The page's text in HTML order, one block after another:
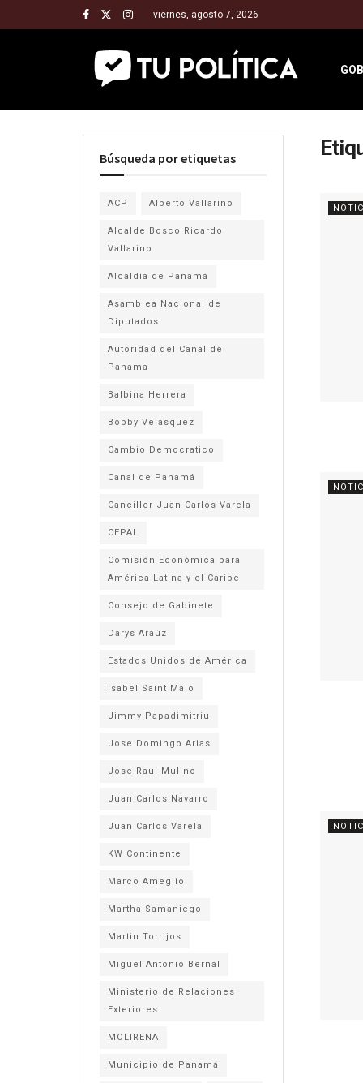
viernes, agosto 7, 2026
Búsqueda por etiquetas
ACP Alberto Vallarino
Alcalde Bosco Ricardo
Vallarino
Alcaldía de Panamá
Asamblea Nacional de
Diputados
Autoridad del Canal de
Panama
Balbina Herrera
Bobby Velasquez
Cambio Democratico
Canal de Panamá
Canciller Juan Carlos Varela
CEPAL
Comisión Económica para
América Latina y el Caribe
Consejo de Gabinete
Darys Araúz
Estados Unidos de América
Isabel Saint Malo
Jimmy Papadimitriu
Jose Domingo Arias
Jose Raul Mulino
Juan Carlos Navarro
Juan Carlos Varela
KW Continente
Marco Ameglio
Martha Samaniego
Martin Torrijos
Miguel Antonio Bernal
Ministerio de Relaciones
Exteriores
MOLIRENA
Municipio de Panamá